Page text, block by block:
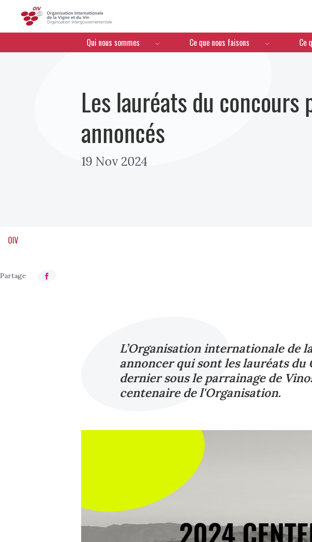
Menú de navegación
Qui nous sommes Ce que nous faisons Ce
Les lauréats du concours
annoncés
19 Nov 2024
OIV
L’Organisation internationale de
annoncer qui sont les lauréats du
dernier sous le parrainage de
centenaire de l'Organisation.